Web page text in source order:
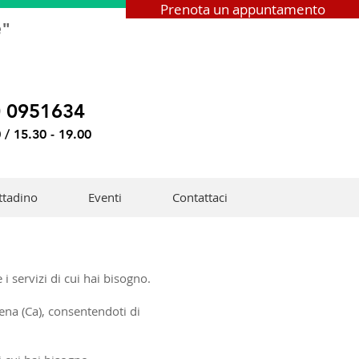
Prenota un appuntamento
0951634
/ 15.30 - 19.00
Eventi Contattaci
servizi di cui hai bisogno.
(Ca), consentendoti di